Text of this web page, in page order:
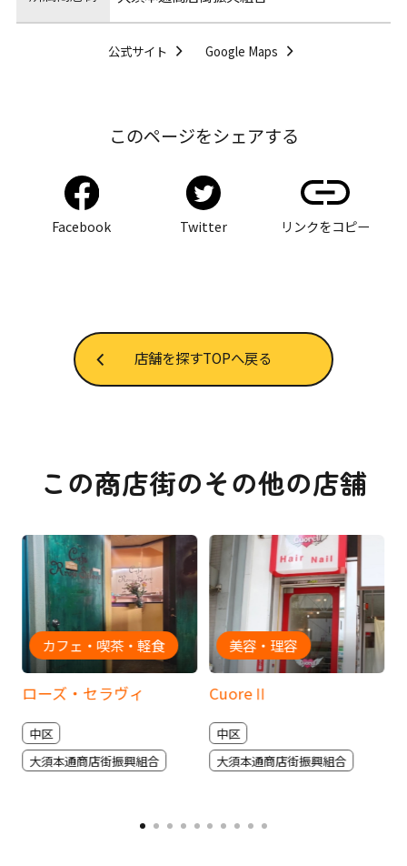
公式サイト Google Maps
このページをシェアする
Facebook Twitter リンクをコピー
店舗を探すTOPへ戻る
この商店街のその他の店舗
ローズ・セラヴィ
カフェ・喫茶・軽食
中区
大須本通商店街振興組合
CuoreⅡ
美容・理容
中区
大須本通商店街振興組合